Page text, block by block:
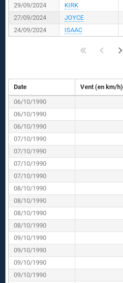
29/09/2024
KIRK
27/09/2024
JOYCE
24/09/2024
ISAAC
Date Vent (en km/h)
06/10/1990
06/10/1990
06/10/1990
07/10/1990
07/10/1990
07/10/1990
07/10/1990
08/10/1990
08/10/1990
08/10/1990
08/10/1990
09/10/1990
09/10/1990
09/10/1990
09/10/1990